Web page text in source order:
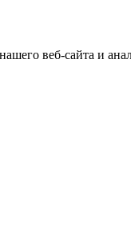
веб-сайта и